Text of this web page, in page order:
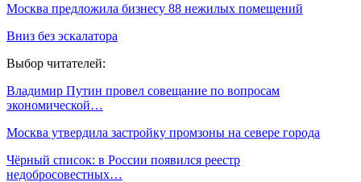
Москва предложила бизнесу 88 нежилых помещений
Вниз без эскалатора
Выбор читателей:
Владимир Путин провел совещание по вопросам
экономической…
Москва утвердила застройку промзоны на севере города
Чёрный список: в России появился реестр
недобросовестных…